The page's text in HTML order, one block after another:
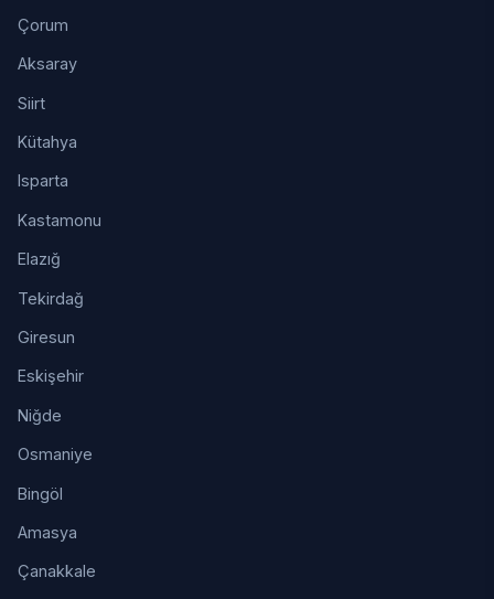
Çorum
Aksaray
Siirt
Kütahya
Isparta
Kastamonu
Elazığ
Tekirdağ
Giresun
Eskişehir
Niğde
Osmaniye
Bingöl
Amasya
Çanakkale